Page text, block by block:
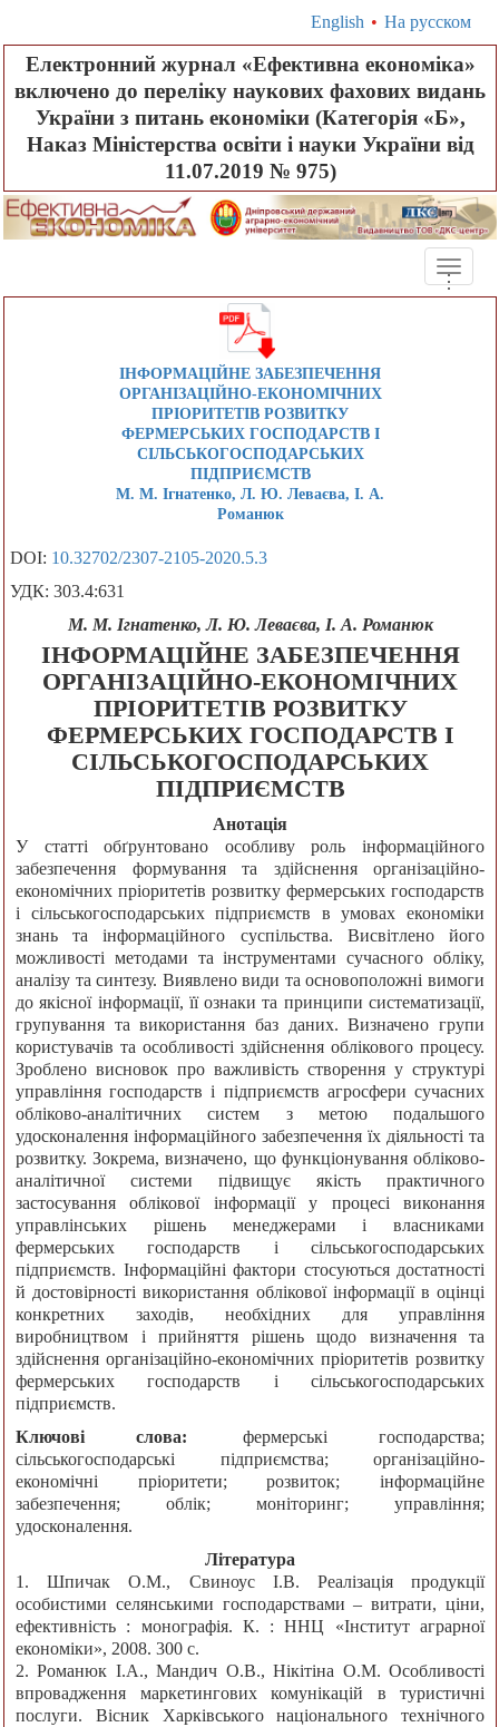
English • На русском
Електронний журнал «Ефективна економіка»
включено до переліку наукових фахових видань
України з питань економіки (Категорія «Б»,
Наказ Міністерства освіти і науки України від
11.07.2019 № 975)
Toggle
...
ІНФОРМАЦІЙНЕ ЗАБЕЗПЕЧЕННЯ
ОРГАНІЗАЦІЙНО-ЕКОНОМІЧНИХ
ПРІОРИТЕТІВ РОЗВИТКУ
ФЕРМЕРСЬКИХ ГОСПОДАРСТВ І
СІЛЬСЬКОГОСПОДАРСЬКИХ
ПІДПРИЄМСТВ
М. М. Ігнатенко, Л. Ю. Леваєва, І. А.
Романюк
DOI: 10.32702/2307-2105-2020.5.3
УДК: 303.4:631
М. М. Ігнатенко, Л. Ю. Леваєва, І. А. Романюк
ІНФОРМАЦІЙНЕ ЗАБЕЗПЕЧЕННЯ
ОРГАНІЗАЦІЙНО-ЕКОНОМІЧНИХ
ПРІОРИТЕТІВ РОЗВИТКУ
ФЕРМЕРСЬКИХ ГОСПОДАРСТВ І
СІЛЬСЬКОГОСПОДАРСЬКИХ
ПІДПРИЄМСТВ
Анотація
У статті обґрунтовано особливу роль інформаційного
забезпечення формування та здійснення організаційно-
економічних пріоритетів розвитку фермерських господарств
і сільськогосподарських підприємств в умовах економіки
знань та інформаційного суспільства. Висвітлено його
можливості методами та інструментами сучасного обліку,
аналізу та синтезу. Виявлено види та основоположні вимоги
до якісної інформації, її ознаки та принципи систематизації,
групування та використання баз даних. Визначено групи
користувачів та особливості здійснення облікового процесу.
Зроблено висновок про важливість створення у структурі
управління господарств і підприємств агросфери сучасних
обліково-аналітичних систем з метою подальшого
удосконалення інформаційного забезпечення їх діяльності та
розвитку. Зокрема, визначено, що функціонування обліково-
аналітичної системи підвищує якість практичного
застосування облікової інформації у процесі виконання
управлінських рішень менеджерами і власниками
фермерських господарств і сільськогосподарських
підприємств. Інформаційні фактори стосуються достатності
й достовірності використання облікової інформації в оцінці
конкретних заходів, необхідних для управління
виробництвом і прийняття рішень щодо визначення та
здійснення організаційно-економічних пріоритетів розвитку
фермерських господарств і сільськогосподарських
підприємств.
Ключові слова:
фермерські господарства;
сільськогосподарські підприємства; організаційно-
економічні пріоритети; розвиток; інформаційне
забезпечення; облік; моніторинг; управління;
удосконалення.
Література
1. Шпичак О.М., Свиноус І.В. Реалізація продукції
особистими селянськими господарствами – витрати, ціни,
ефективність : монографія. К. : ННЦ «Інститут аграрної
економіки», 2008. 300 c.
2. Романюк І.А., Мандич О.В., Нікітіна О.М. Особливості
впровадження маркетингових комунікацій в туристичні
послуги. Вісник Харківського національного технічного